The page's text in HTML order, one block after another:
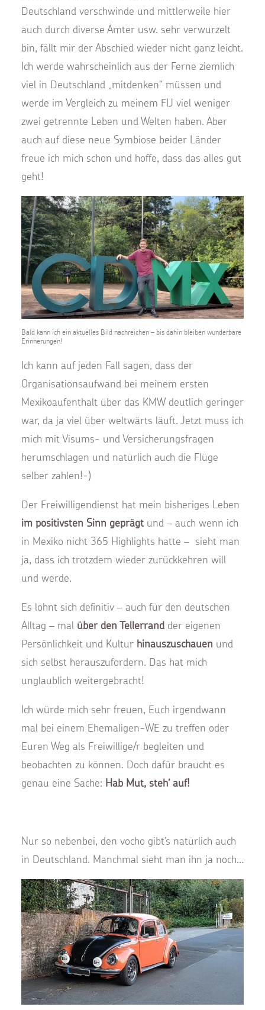
Deutschland verschwinde und mittlerweile hier
auch durch diverse Ämter usw. sehr verwurzelt
bin, fällt mir der Abschied wieder nicht ganz leicht.
Ich werde wahrscheinlich aus der Ferne ziemlich
viel in Deutschland „mitdenken“ müssen und
werde im Vergleich zu meinem FIJ viel weniger
zwei getrennte Leben und Welten haben. Aber
auch auf diese neue Symbiose beider Länder
freue ich mich schon und hoffe, dass das alles gut
geht!
Bald kann ich ein aktuelles Bild nachreichen – bis dahin bleiben wunderbare
Erinnerungen!
Ich kann auf jeden Fall sagen, dass der
Organisationsaufwand bei meinem ersten
Mexikoaufenthalt über das KMW deutlich geringer
war, da ja viel über weltwärts läuft. Jetzt muss ich
mich mit Visums- und Versicherungsfragen
herumschlagen und natürlich auch die Flüge
selber zahlen!-)
Der Freiwilligendienst hat mein bisheriges Leben
im positivsten Sinn geprägt und – auch wenn ich
in Mexiko nicht 365 Highlights hatte – sieht man
ja, dass ich trotzdem wieder zurückkehren will
und werde.
Es lohnt sich definitiv – auch für den deutschen
Alltag – mal über den Tellerrand der eigenen
Persönlichkeit und Kultur hinauszuschauen und
sich selbst herauszufordern. Das hat mich
unglaublich weitergebracht!
Ich würde mich sehr freuen, Euch irgendwann
mal bei einem Ehemaligen-WE zu treffen oder
Euren Weg als Freiwillige/r begleiten und
beobachten zu können. Doch dafür braucht es
genau eine Sache: Hab Mut, steh‘ auf!
Nur so nebenbei, den vocho gibt’s natürlich auch
in Deutschland. Manchmal sieht man ihn ja noch…